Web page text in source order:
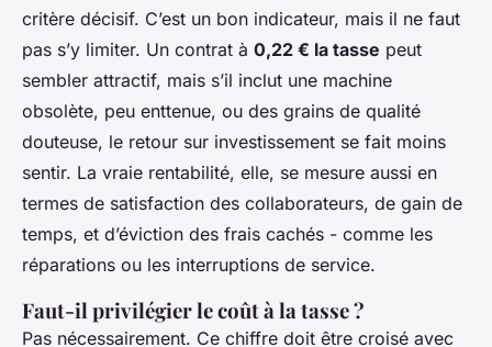
critère décisif. C’est un bon indicateur, mais il ne faut
pas s’y limiter. Un contrat à 0,22 € la tasse peut
sembler attractif, mais s’il inclut une machine
obsolète, peu enttenue, ou des grains de qualité
douteuse, le retour sur investissement se fait moins
sentir. La vraie rentabilité, elle, se mesure aussi en
termes de satisfaction des collaborateurs, de gain de
temps, et d’éviction des frais cachés - comme les
réparations ou les interruptions de service.
Faut-il privilégier le coût à la tasse ?
Pas nécessairement. Ce chiffre doit être croisé avec